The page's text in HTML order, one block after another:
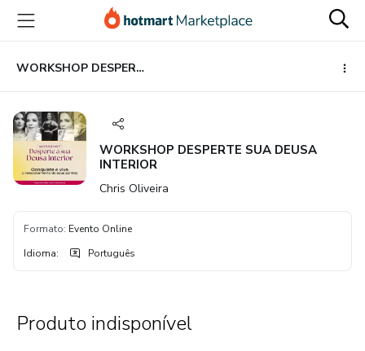
para
conteúdo
principal
para
pagamento
para
rodapé
WORKSHOP DESPERTE SUA DEUSA INTERIOR
WORKSHOP DESPERTE SUA DEUSA
INTERIOR
Chris Oliveira
Formato: Evento Online
Idioma: Português
Produto indisponível